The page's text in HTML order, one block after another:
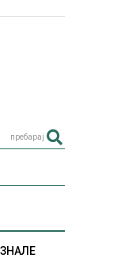
пребарај